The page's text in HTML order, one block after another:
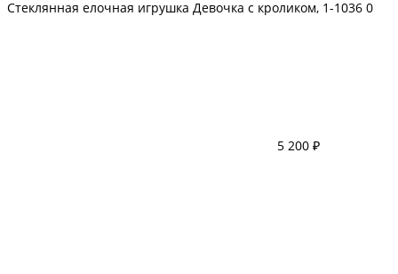
Стеклянная елочная игрушка Девочка с кроликом, 1-1036 0
5 200 ₽